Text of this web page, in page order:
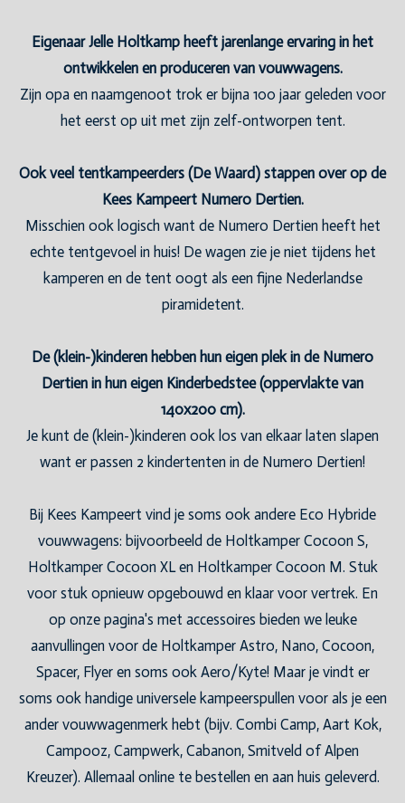
Eigenaar Jelle Holtkamp heeft jarenlange ervaring in het
ontwikkelen en produceren van vouwwagens.
Zijn opa en naamgenoot trok er bijna 100 jaar geleden voor
het eerst op uit met zijn zelf-ontworpen tent.
Ook veel tentkampeerders (De Waard) stappen over op de
Kees Kampeert Numero Dertien.
Misschien ook logisch want de Numero Dertien heeft het
echte tentgevoel in huis! De wagen zie je niet tijdens het
kamperen en de tent oogt als een fijne Nederlandse
piramidetent.
De (klein-)kinderen hebben hun eigen plek in de Numero
Dertien in hun eigen Kinderbedstee (oppervlakte van
140x200 cm).
Je kunt de (klein-)kinderen ook los van elkaar laten slapen
want er passen 2 kindertenten in de Numero Dertien!
Bij Kees Kampeert vind je soms ook andere Eco Hybride
vouwwagens: bijvoorbeeld de Holtkamper Cocoon S,
Holtkamper Cocoon XL en Holtkamper Cocoon M. Stuk
voor stuk opnieuw opgebouwd en klaar voor vertrek. En
op onze pagina's met accessoires bieden we leuke
aanvullingen voor de Holtkamper Astro, Nano, Cocoon,
Spacer, Flyer en soms ook Aero/Kyte! Maar je vindt er
soms ook handige universele kampeerspullen voor als je een
ander vouwwagenmerk hebt (bijv. Combi Camp, Aart Kok,
Campooz, Campwerk, Cabanon, Smitveld of Alpen
Kreuzer). Allemaal online te bestellen en aan huis geleverd.